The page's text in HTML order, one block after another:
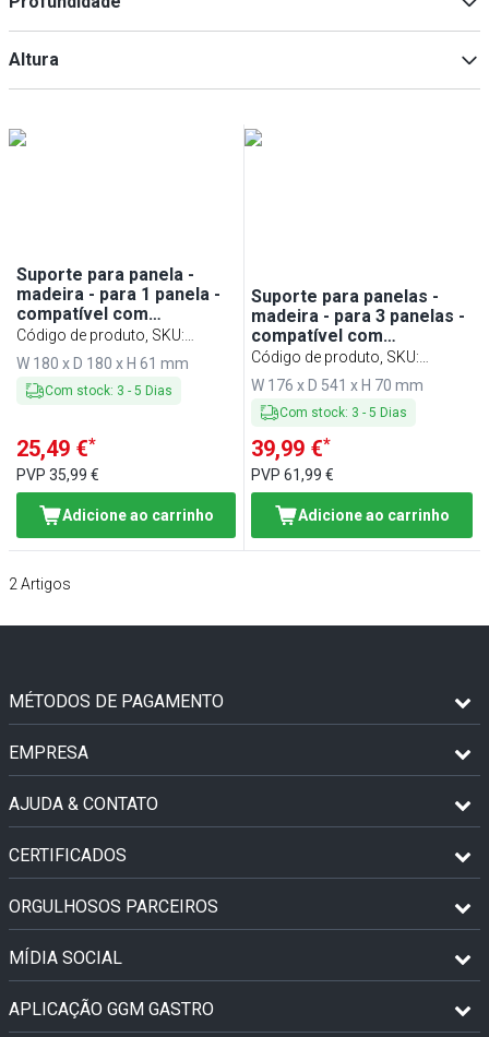
Altura
Suporte para panela -
madeira - para 1 panela -
compatível com
SMTK100O -
180x180x61mm
Código de produto, SKU:
TSK101
W 180 x D 180 x H 61 mm
Com stock: 3 - 5 Dias
25,49 €*
PVP 35,99 €
Adicione ao carrinho
Suporte para panelas -
madeira - para 3 panelas -
compatível com
SMTK100R & SMTK100O -
176x541x70mm
Código de produto, SKU:
TSK103
W 176 x D 541 x H 70 mm
Com stock: 3 -5 Dias
39,99 €*
PVP61,99 €
Adicione ao carrinho
2 Artigos
MÉTODOS DE PAGAMENTO
EMPRESA
AJUDA & CONTATO
CERTIFICADOS
ORGULHOSOS PARCEIROS
MÍDIA SOCIAL
APLICAÇÃO GGM GASTRO